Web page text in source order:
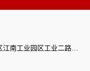
详细地址：广西壮族自治区贵港市港南区江南工业园区工业二路与南二路交汇处东南角